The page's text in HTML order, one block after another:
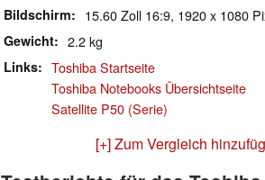
Bildschirm 15.60 Zoll 16:9, 1920 x 1080
Gewicht 2.2 kg
Links
Toshiba Startseite
Toshiba Notebooks Übersichtseite
Satellite P50 (Serie)
[+] Zum Vergleich